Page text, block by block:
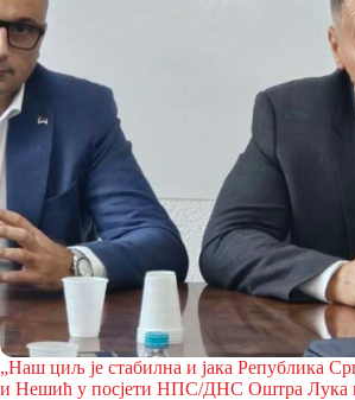
„Наш циљ је стабилна и јака Република
и Нешић у посјети НПС/ДНС Оштра Лука